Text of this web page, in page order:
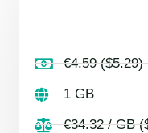
€4.59 ($5.29)
1 GB
€34.32 / GB